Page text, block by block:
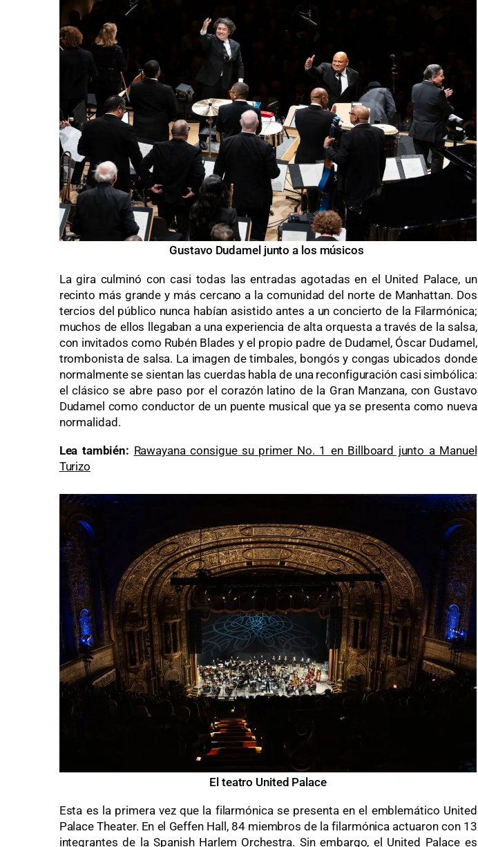
Gustavo Dudamel junto a los músicos
La gira culminó con casi todas las entradas agotadas en el United Palace, un
recinto más grande y más cercano a la comunidad del norte de Manhattan. Dos
tercios del público nunca habían asistido antes a un concierto de la Filarmónica;
muchos de ellos llegaban a una experiencia de alta orquesta a través de la salsa,
con invitados como Rubén Blades y el propio padre de Dudamel, Óscar Dudamel,
trombonista de salsa. La imagen de timbales, bongós y congas ubicados donde
normalmente se sientan las cuerdas habla de una reconfiguración casi simbólica:
el clásico se abre paso por el corazón latino de la Gran Manzana, con Gustavo
Dudamel como conductor de un puente musical que ya se presenta como nueva
normalidad.
Lea también: Rawayana consigue su primer No. 1 en Billboard junto a Manuel
Turizo
El teatro United Palace
Esta es la primera vez que la filarmónica se presenta en el emblemático United
Palace Theater. En el Geffen Hall, 84 miembros de la filarmónica actuaron con 13
integrantes de la Spanish Harlem Orchestra. Sin embargo, el United Palace es